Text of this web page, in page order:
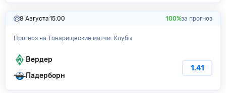
8 Августа15:00 100%за прогноз
Прогноз на Товарищеские матчи. Клубы
Вердер
Падерборн
1.41